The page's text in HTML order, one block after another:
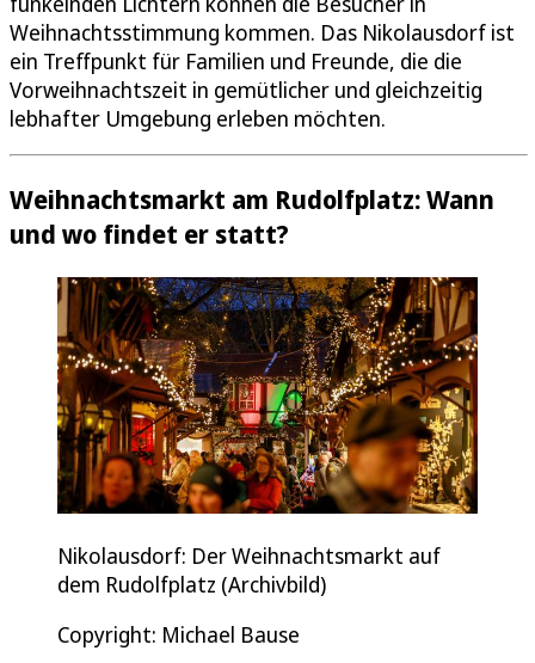
Weihnachtsstimmung kommen. Das Nikolausdorf ist
ein Treffpunkt für Familien und Freunde, die die
Vorweihnachtszeit in gemütlicher und gleichzeitig
lebhafter Umgebung erleben möchten.
Weihnachtsmarkt am Rudolfplatz: Wann
und wo findet er statt?
Nikolausdorf: Der Weihnachtsmarkt auf
dem Rudolfplatz (Archivbild)
Copyright: Michael Bause